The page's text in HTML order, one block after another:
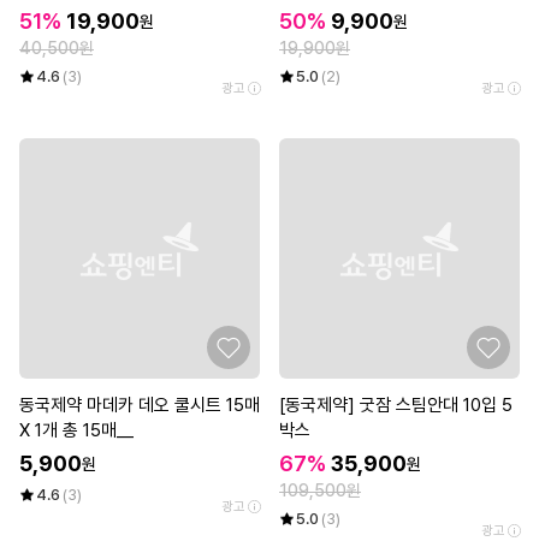
2매*3개
51% 19,900원
40,500원
4.6 (3)
광고
50% 9,900원
19,900원
5.0 (2)
광고
동국제약 마데카 데오 쿨시트 15매
X 1개 총 15매__
5,900원
4.6 (3)
광고
[동국제약] 굿잠 스팀안대 10입 5
박스
67% 35,900원
109,500원
5.0 (3)
광고